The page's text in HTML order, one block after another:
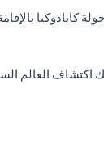
كابادوكيا